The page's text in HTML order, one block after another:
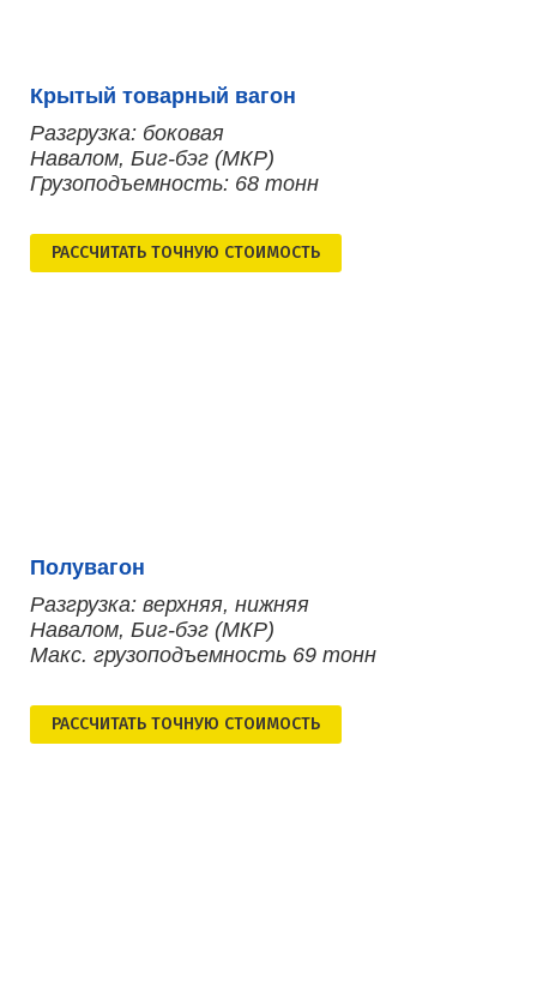
Крытый товарный вагон
Разгрузка: боковая
Навалом, Биг-бэг (МКР)
Грузоподъемность: 68 тонн
РАСCЧИТАТЬ ТОЧНУЮ СТОИМОСТЬ
Полувагон
Разгрузка: верхняя, нижняя
Навалом, Биг-бэг (МКР)
Макс. грузоподъемность 69 тонн
РАСCЧИТАТЬ ТОЧНУЮ СТОИМОСТЬ